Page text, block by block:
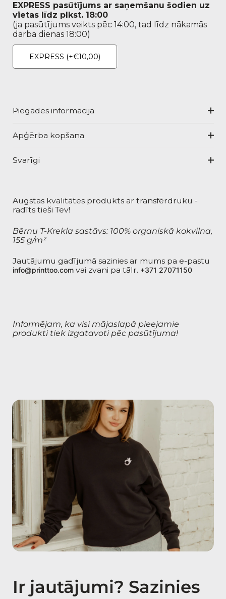
EXPRESS pasūtījums ar saņemšanu šodien uz
vietas līdz plkst. 18:00
(ja pasūtījums veikts pēc 14:00, tad līdz nākamās
darba dienas 18:00)
EXPRESS (+€10,00)
Piegādes informācija
Apģērba kopšana
Svarīgi
Augstas kvalitātes produkts ar transfērdruku -
radīts tieši Tev!
Bērnu T-Krekla sastāvs: 100% organiskā kokvilna,
155 g/m²
Jautājumu gadījumā sazinies ar mums pa e-pastu
info@printtoo.com vai zvani pa tālr. +371 27071150
Informējam, ka visi mājaslapā pieejamie
produkti tiek izgatavoti pēc pasūtījuma!
Ir jautājumi? Sazinies